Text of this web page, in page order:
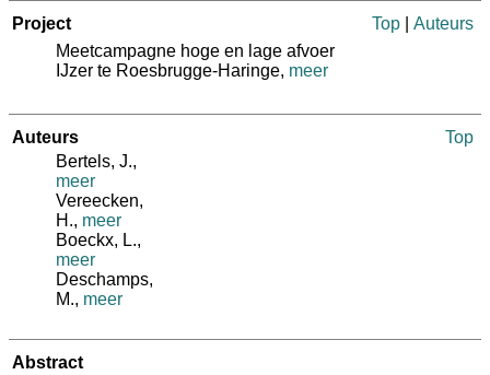
Project Top
Auteurs
Meetcampagne hoge en lage afvoer
IJzer te Roesbrugge-Haringe, meer
Auteurs
Top
Bertels, J.,
meer
Vereecken,
H., meer
Boeckx, L.,
meer
Deschamps,
M., meer
Abstract